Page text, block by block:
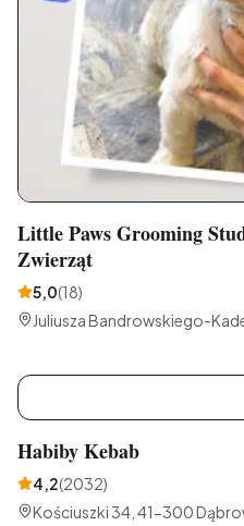
Little Paws Grooming
Zwierząt
5,0(18)
Juliusza Bandrowskiego-
Habiby Kebab
4,2(2032)
Kościuszki 34, 41-300